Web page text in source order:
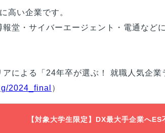
高い企業です。
堂・サイバーエージェント・電通など
による「24年卒が選ぶ！ 就職人気企
2024_final ）
【対象大学生限定】DX最大手企業へES